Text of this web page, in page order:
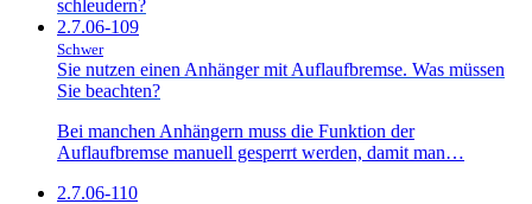
schleudern?
2.7.06-109
Schwer
Sie nutzen einen Anhänger mit Auflaufbremse. Was müssen
Sie beachten?
Bei manchen Anhängern muss die Funktion der
Auflaufbremse manuell gesperrt werden, damit man…
2.7.06-110